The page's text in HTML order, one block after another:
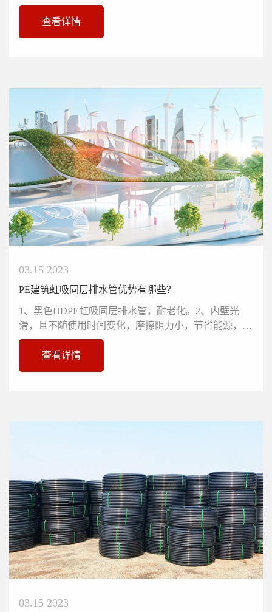
用改性聚丙烯为主要原材料。具...
查看详情
03.15 2023
PE建筑虹吸同层排水管优势有哪些？
1、黑色HDPE虹吸同层排水管，耐老化。2、内壁光
滑，且不随使用时间变化，摩擦阻力小，节省能源，压
力损失比钢管约小30%，可选用...
查看详情
03.15 2023